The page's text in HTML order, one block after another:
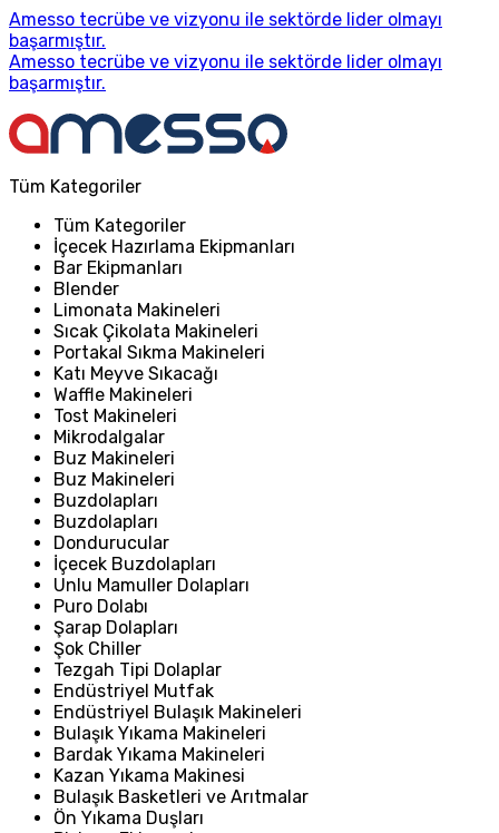
Amesso tecrübe ve vizyonu ile sektörde lider olmayı
başarmıştır.
Amesso tecrübe ve vizyonu ile sektörde lider olmayı
başarmıştır.
Tüm Kategoriler
Tüm Kategoriler
İçecek Hazırlama Ekipmanları
Bar Ekipmanları
Blender
Limonata Makineleri
Sıcak Çikolata Makineleri
Portakal Sıkma Makineleri
Katı Meyve Sıkacağı
Waffle Makineleri
Tost Makineleri
Mikrodalgalar
Buz Makineleri
Buz Makineleri
Buzdolapları
Buzdolapları
Dondurucular
İçecek Buzdolapları
Unlu Mamuller Dolapları
Puro Dolabı
Şarap Dolapları
Şok Chiller
Tezgah Tipi Dolaplar
Endüstriyel Mutfak
Endüstriyel Bulaşık Makineleri
Bulaşık Yıkama Makineleri
Bardak Yıkama Makineleri
Kazan Yıkama Makinesi
Bulaşık Basketleri ve Arıtmalar
Ön Yıkama Duşları